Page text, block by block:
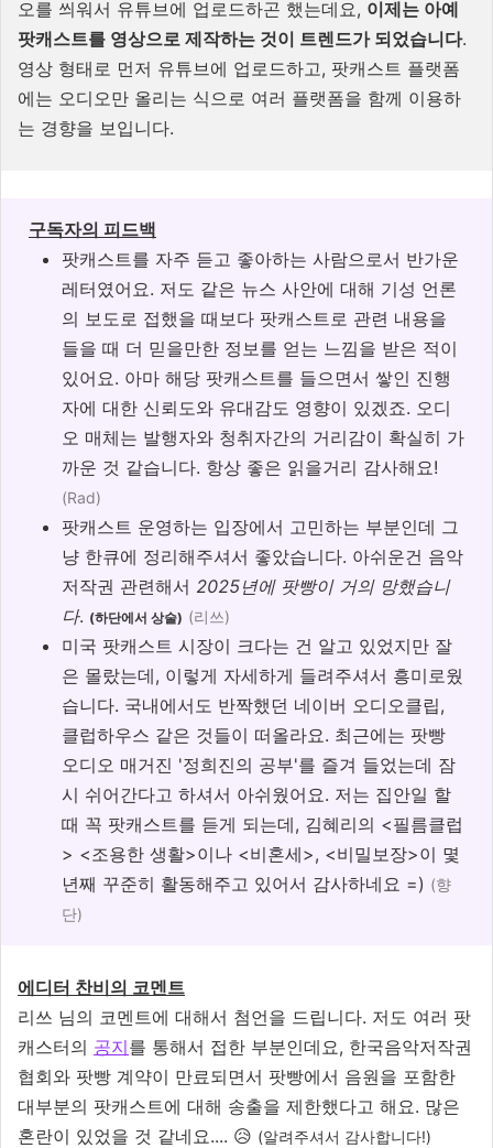
오를 씌워서 유튜브에 업로드하곤 했는데요, 이제는 아예
팟캐스트를 영상으로 제작하는 것이 트렌드가 되었습니다.
영상 형태로 먼저 유튜브에 업로드하고, 팟캐스트 플랫폼
에는 오디오만 올리는 식으로 여러 플랫폼을 함께 이용하
는 경향을 보입니다.
구독자의 피드백
팟캐스트를 자주 듣고 좋아하는 사람으로서 반가운
레터였어요. 저도 같은 뉴스 사안에 대해 기성 언론
의 보도로 접했을 때보다 팟캐스트로 관련 내용을
들을 때 더 믿을만한 정보를 얻는 느낌을 받은 적이
있어요. 아마 해당 팟캐스트를 들으면서 쌓인 진행
자에 대한 신뢰도와 유대감도 영향이 있겠죠. 오디
오 매체는 발행자와 청취자간의 거리감이 확실히 가
까운 것 같습니다. 항상 좋은 읽을거리 감사해요!
(Rad)
팟캐스트 운영하는 입장에서 고민하는 부분인데 그
냥 한큐에 정리해주셔서 좋았습니다. 아쉬운건 음악
저작권 관련해서 2025년에 팟빵이 거의 망했습니
다. (하단에서 상술) (리쓰)
미국 팟캐스트 시장이 크다는 건 알고 있었지만 잘
은 몰랐는데, 이렇게 자세하게 들려주셔서 흥미로웠
습니다. 국내에서도 반짝했던 네이버 오디오클립,
클럽하우스 같은 것들이 떠올라요. 최근에는 팟빵
오디오 매거진 '정희진의 공부'를 즐겨 들었는데 잠
시 쉬어간다고 하셔서 아쉬웠어요. 저는 집안일 할
때 꼭 팟캐스트를 듣게 되는데, 김혜리의 <필름클럽
> <조용한 생활>이나 <비혼세>, <비밀보장>이 몇
년째 꾸준히 활동해주고 있어서 감사하네요 =) (향
단)
에디터 찬비의 코멘트
리쓰 님의 코멘트에 대해서 첨언을 드립니다. 저도 여러 팟
캐스터의 공지를 통해서 접한 부분인데요, 한국음악저작권
협회와 팟빵 계약이 만료되면서 팟빵에서 음원을 포함한
대부분의 팟캐스트에 대해 송출을 제한했다고 해요. 많은
혼란이 있었을 것 같네요.... 😥 (알려주셔서 감사합니다!)